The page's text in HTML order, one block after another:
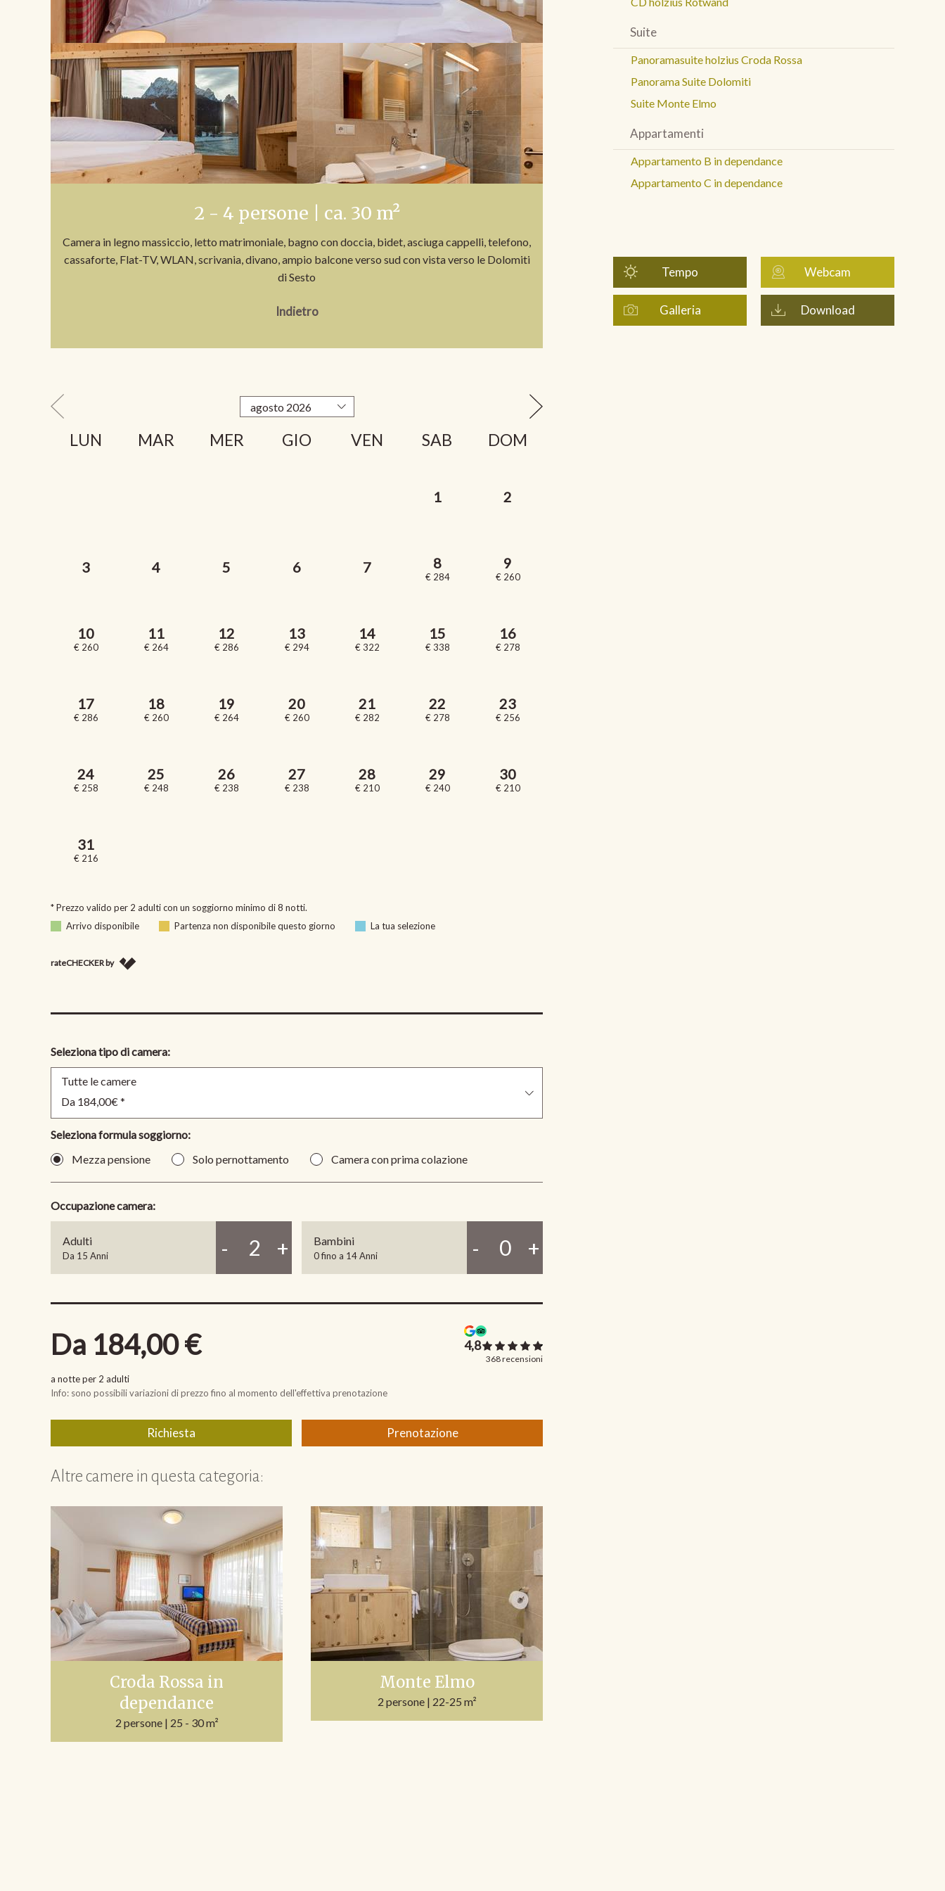
2 - 4 persone | ca. 30 m²
Camera in legno massiccio, letto matrimoniale, bagno con doccia, bidet, asciuga cappelli, telefono,
cassaforte, Flat-TV, WLAN, scrivania, divano, ampio balcone verso sud con vista verso le Dolomiti
di Sesto
Indietro
Altre camere in questa categoria:
Croda Rossa in
dependance
2 persone | 25 - 30 m²
Monte Elmo
2 persone | 22-25 m²
Suite
Panoramasuite holzius Croda Rossa
Panorama Suite Dolomiti
Suite Monte Elmo
Appartamenti
Appartamento B in dependance
Appartamento C in dependance
Tempo Webcam
Galleria Download